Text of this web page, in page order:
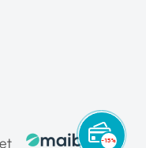
-15%